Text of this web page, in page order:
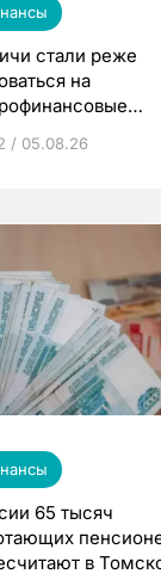
стали реже
на
/ 05.08.26
65 тысяч
в